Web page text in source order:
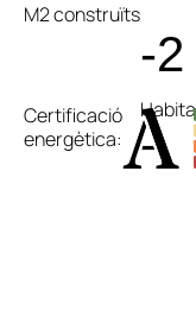
M2 construïts
-2
Certificació
energètica: